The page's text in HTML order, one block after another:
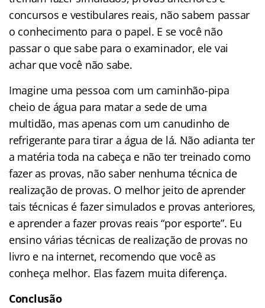
concursos e vestibulares reais, não sabem passar
o conhecimento para o papel. E se você não
passar o que sabe para o examinador, ele vai
achar que você não sabe.
Imagine uma pessoa com um caminhão-pipa
cheio de água para matar a sede de uma
multidão, mas apenas com um canudinho de
refrigerante para tirar a água de lá. Não adianta ter
a matéria toda na cabeça e não ter treinado como
fazer as provas, não saber nenhuma técnica de
realização de provas. O melhor jeito de aprender
tais técnicas é fazer simulados e provas anteriores,
e aprender a fazer provas reais “por esporte”. Eu
ensino várias técnicas de realização de provas no
livro e na internet, recomendo que você as
conheça melhor. Elas fazem muita diferença.
Conclusão